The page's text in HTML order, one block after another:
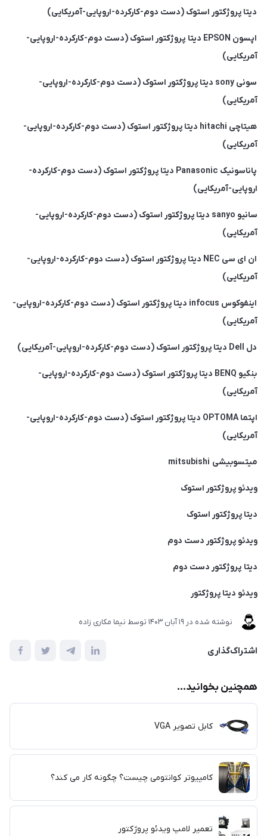
دیتا پروژکتور استوک (دست دوم-کارکرده-اروپایی-آمریکایی)
اپسون EPSON دیتا پروژکتور استوک (دست دوم-کارکرده-اروپایی-
آمریکایی)
سونی sony دیتا پروژکتور استوک (دست دوم-کارکرده-اروپایی-
آمریکایی)
هیتاچی hitachi دیتا پروژکتور استوک (دست دوم-کارکرده-اروپایی-
آمریکایی)
پاناسونیک Panasonic دیتا پروژکتور استوک (دست دوم-کارکرده-
اروپایی-آمریکایی)
سانیو sanyo دیتا پروژکتور استوک (دست دوم-کارکرده-اروپایی-
آمریکایی)
ان ای سی NEC دیتا پروژکتور استوک (دست دوم-کارکرده-اروپایی-
آمریکایی)
اینفوکوس infocus دیتا پروژکتور استوک (دست دوم-کارکرده-اروپایی-
آمریکایی)
دل Dell دیتا پروژکتور استوک (دست دوم-کارکرده-اروپایی-آمریکایی)
بنکیو BENQ دیتا پروژکتور استوک (دست دوم-کارکرده-اروپایی-
آمریکایی)
اپتما OPTOMA دیتا پروژکتور استوک (دست دوم-کارکرده-اروپایی-
آمریکایی)
میتسوبیشی mitsubishi
ویدئو پروژکتور استوک
دیتا پروژکتور استوک
ویدئو پروژکتور دست دوم
دیتا پروژکتور دست دوم
ویدئو دیتا پروژکتور
نوشته شده در 19 آبان 1403 توسط نیما مکاری زاده
اشتراک‌گذاری
همچنین بخوانید...
کابل تصویر VGA
کامپیوتر کوانتومی چیست؟ چگونه کار می کند؟
تعمیر لامپ ویدئو پروژکتور